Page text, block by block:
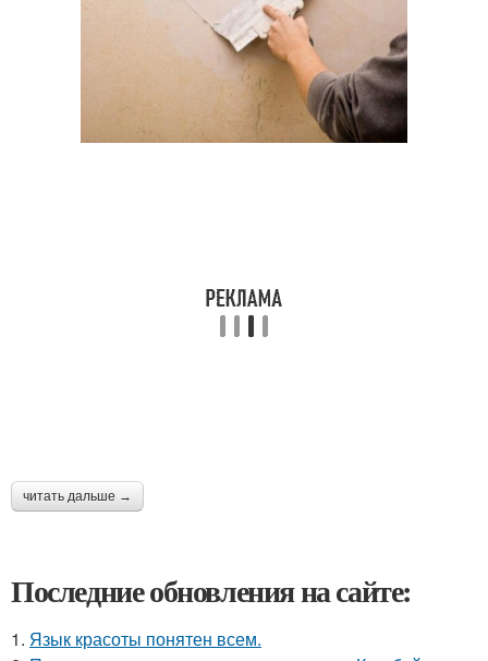
читать дальше →
Последние обновления на сайте:
1. Язык красоты понятен всем.